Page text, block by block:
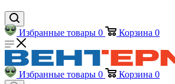
Избранные товары 0 Корзина 0
Избранные товары 0 Корзина 0